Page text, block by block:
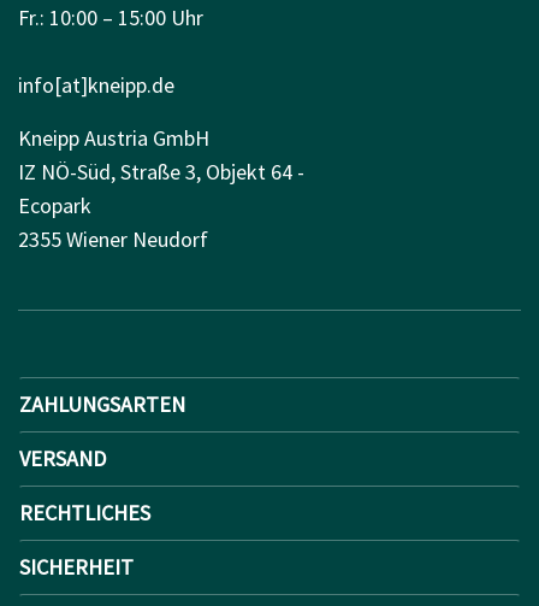
Fr.: 10:00 – 15:00 Uhr
info[at]kneipp.de
Kneipp Austria GmbH
IZ NÖ-Süd, Straße 3, Objekt 64 -
Ecopark
2355 Wiener Neudorf
ZAHLUNGSARTEN
VERSAND
RECHTLICHES
SICHERHEIT